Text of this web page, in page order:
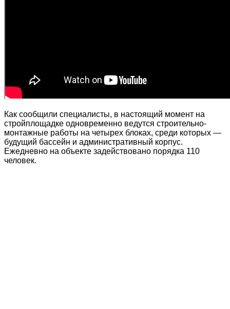
Как сообщили специалисты, в настоящий момент на
стройплощадке одновременно ведутся строительно-
монтажные работы на четырех блоках, среди которых —
будущий бассейн и административный корпус.
Ежедневно на объекте задействовано порядка 110
человек.